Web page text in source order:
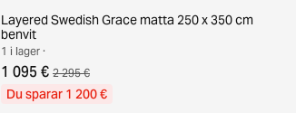
Layered Swedish Grace matta 250 x 350 cm
benvit
1 i lager ·
1 095 € 2 295 €
Du sparar 1 200 €